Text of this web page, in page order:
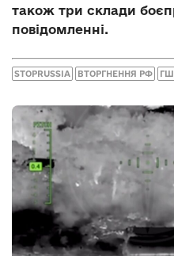
також три склади
повідомленні.
STOPRUSSIA ВТОРГНЕННЯ РФ ГШ